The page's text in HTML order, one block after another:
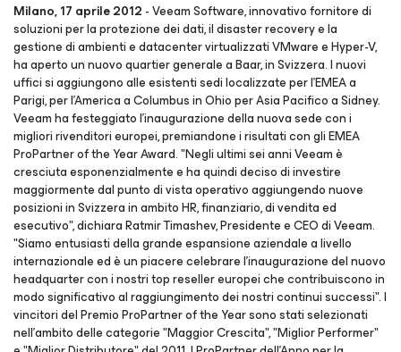
Milano, 17 aprile 2012 - Veeam Software, innovativo fornitore di
soluzioni per la protezione dei dati, il disaster recovery e la
gestione di ambienti e datacenter virtualizzati VMware e Hyper-V,
ha aperto un nuovo quartier generale a Baar, in Svizzera. I nuovi
uffici si aggiungono alle esistenti sedi localizzate per l’EMEA a
Parigi, per l’America a Columbus in Ohio per Asia Pacifico a Sidney.
Veeam ha festeggiato l'inaugurazione della nuova sede con i
migliori rivenditori europei, premiandone i risultati con gli EMEA
ProPartner of the Year Award. "Negli ultimi sei anni Veeam è
cresciuta esponenzialmente e ha quindi deciso di investire
maggiormente dal punto di vista operativo aggiungendo nuove
posizioni in Svizzera in ambito HR, finanziario, di vendita ed
esecutivo", dichiara Ratmir Timashev, Presidente e CEO di Veeam.
"Siamo entusiasti della grande espansione aziendale a livello
internazionale ed è un piacere celebrare l'inaugurazione del nuovo
headquarter con i nostri top reseller europei che contribuiscono in
modo significativo al raggiungimento dei nostri continui successi". I
vincitori del Premio ProPartner of the Year sono stati selezionati
nell'ambito delle categorie "Maggior Crescita", "Miglior Performer"